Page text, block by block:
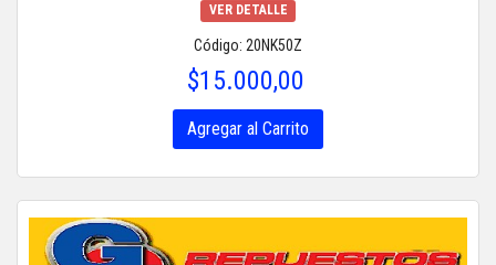
VER DETALLE
Código: 20NK50Z
$15.000,00
Agregar al Carrito